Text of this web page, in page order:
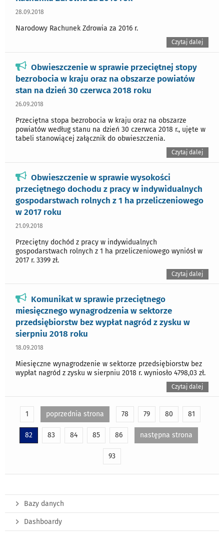
28.09.2018
Narodowy Rachunek Zdrowia za 2016 r.
Czytaj dalej
Obwieszczenie w sprawie przeciętnej stopy
bezrobocia w kraju oraz na obszarze powiatów
stan na dzień 30 czerwca 2018 roku
26.09.2018
Przeciętna stopa bezrobocia w kraju oraz na obszarze
powiatów według stanu na dzień 30 czerwca 2018 r., ujęte w
tabeli stanowiącej załącznik do obwieszczenia.
Czytaj dalej
Obwieszczenie w sprawie wysokości
przeciętnego dochodu z pracy w indywidualnych
gospodarstwach rolnych z 1 ha przeliczeniowego
w 2017 roku
21.09.2018
Przeciętny dochód z pracy w indywidualnych
gospodarstwach rolnych z 1 ha przeliczeniowego wyniósł w
2017 r. 3399 zł.
Czytaj dalej
Komunikat w sprawie przeciętnego
miesięcznego wynagrodzenia w sektorze
przedsiębiorstw bez wypłat nagród z zysku w
sierpniu 2018 roku
18.09.2018
Miesięczne wynagrodzenie w sektorze przedsiębiorstw bez
wypłat nagród z zysku w sierpniu 2018 r. wyniosło 4798,03 zł.
Czytaj dalej
1 poprzednia strona 78 79 80 81
82 83 84 85 86 następna strona
93
Bazy danych
Dashboardy